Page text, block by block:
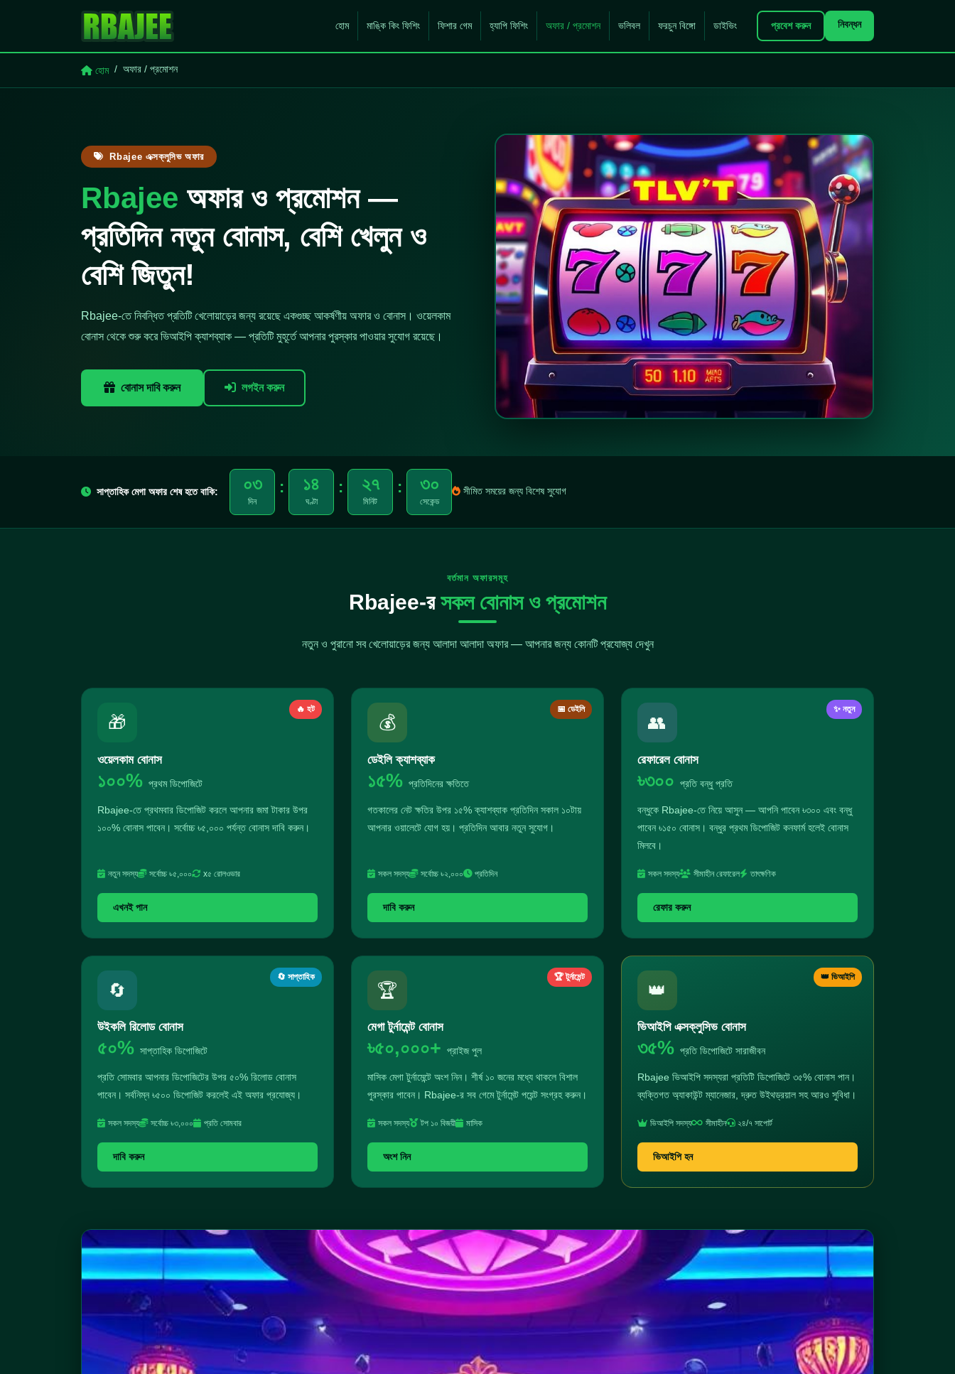
হোম মাঙ্কি কিং ফিশিং ফিশার গেম হ্যাপি ফিশিং অফার / প্রমোশন ভলিবল ফরচুন বিঙ্গো ডাইভিং প্রবেশ করুন নিবন্ধন
হোম অফার / প্রমোশন
Rbajee এক্সক্লুসিভ অফার
Rbajee অফার ও প্রমোশন —
প্রতিদিন নতুন বোনাস, বেশি খেলুন ও
বেশি জিতুন!
Rbajee-তে নিবন্ধিত প্রতিটি খেলোয়াড়ের জন্য রয়েছে একগুচ্ছ আকর্ষণীয় অফার ও বোনাস। ওয়েলকাম
বোনাস থেকে শুরু করে ভিআইপি ক্যাশব্যাক — প্রতিটি মুহূর্তে আপনার পুরস্কার পাওয়ার সুযোগ রয়েছে।
বোনাস দাবি করুন লগইন করুন
সাপ্তাহিক মেগা অফার শেষ হতে বাকি: ০৩
দিন
: ১৪
ঘণ্টা
: ২৭
মিনিট
: ২৮
সেকেন্ড
সীমিত সময়ের জন্য বিশেষ সুযোগ
বর্তমান অফারসমূহ
Rbajee-রসকল বোনাস ও প্রমোশন
নতুন ও পুরানো সব খেলোয়াড়ের জন্য আলাদা আলাদা অফার — আপনার জন্য কোনটি প্রযোজ্য দেখুন
🔥 হট
🎁
ওয়েলকাম বোনাস
১০০% প্রথম ডিপোজিটে
Rbajee-তে প্রথমবার ডিপোজিট করলে আপনার জমা টাকার উপর
১০০% বোনাস পাবেন। সর্বোচ্চ ৳৫,০০০ পর্যন্ত বোনাস দাবি করুন।
নতুন সদস্য সর্বোচ্চ ৳৫,০০০ x৫ রোলওভার
এখনই পান
📅 ডেইলি
💰
ডেইলি ক্যাশব্যাক
১৫% প্রতিদিনের ক্ষতিতে
গতকালের নেট ক্ষতির উপর ১৫% ক্যাশব্যাক প্রতিদিন সকাল ১০টায়
আপনার ওয়ালেটে যোগ হয়। প্রতিদিন আবার নতুন সুযোগ।
সকল সদস্য সর্বোচ্চ ৳২,০০০ প্রতিদিন
দাবি করুন
✨ নতুন
👥
রেফারেল বোনাস
৳৩০০ প্রতি বন্ধু প্রতি
বন্ধুকে Rbajee-তে নিয়ে আসুন — আপনি পাবেন ৳৩০০ এবং বন্ধু
পাবেন ৳১৫০ বোনাস। বন্ধুর প্রথম ডিপোজিট কনফার্ম হলেই বোনাস
মিলবে।
সকল সদস্য সীমাহীন রেফারেল তাৎক্ষণিক
রেফার করুন
🔄 সাপ্তাহিক
🔄
উইকলি রিলোড বোনাস
৫০% সাপ্তাহিক ডিপোজিটে
প্রতি সোমবার আপনার ডিপোজিটের উপর ৫০% রিলোড বোনাস
পাবেন। সর্বনিম্ন ৳৫০০ ডিপোজিট করলেই এই অফার প্রযোজ্য।
সকল সদস্য সর্বোচ্চ ৳৩,০০০ প্রতি সোমবার
দাবি করুন
🏆 টুর্নামেন্ট
🏆
মেগা টুর্নামেন্ট বোনাস
৳৫০,০০০+ প্রাইজ পুল
মাসিক মেগা টুর্নামেন্টে অংশ নিন। শীর্ষ ১০ জনের মধ্যে থাকলে বিশাল
পুরস্কার পাবেন। Rbajee-র সব গেমে টুর্নামেন্ট পয়েন্ট সংগ্রহ করুন।
সকল সদস্য টপ ১০ বিজয়ী মাসিক
অংশ নিন
👑 ভিআইপি
👑
ভিআইপি এক্সক্লুসিভ বোনাস
৩৫% প্রতি ডিপোজিটে সারাজীবন
Rbajee ভিআইপি সদস্যরা প্রতিটি ডিপোজিটে ৩৫% বোনাস পান।
ব্যক্তিগত অ্যাকাউন্ট ম্যানেজার, দ্রুত উইথড্রয়াল সহ আরও সুবিধা।
ভিআইপি সদস্য সীমাহীন ২৪/৭ সাপোর্ট
ভিআইপি হন